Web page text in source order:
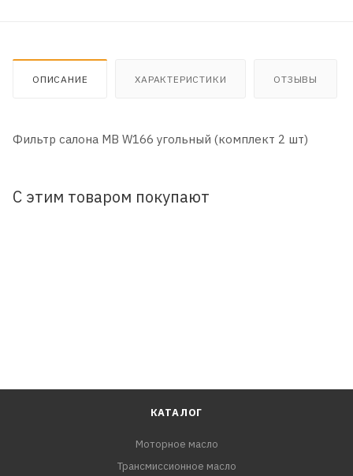
ОПИСАНИЕ ХАРАКТЕРИСТИКИ ОТЗЫВЫ
Фильтр салона MB W166 угольный (комплект 2 шт)
С этим товаром покупают
КАТАЛОГ
Моторное масло
Трансмиссионное масло